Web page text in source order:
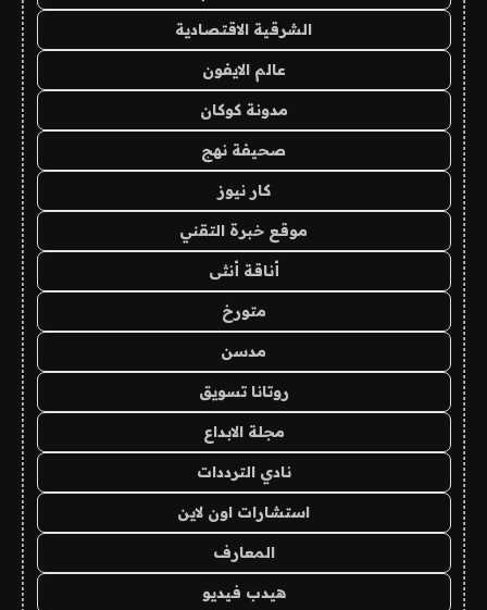
الشرقية الاقتصادية
عالم الايفون
مدونة كوكان
صحيفة نهج
كار نيوز
موقع خبرة التقني
أناقة أنثى
متورخ
مدسن
روتانا تسويق
مجلة الابداع
نادي الترددات
استشارات اون لاين
المعارف
هيدب فيديو